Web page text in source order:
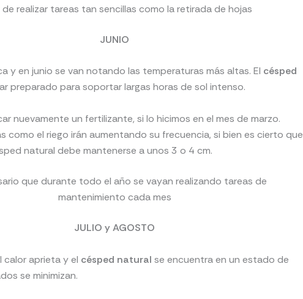
realizar tareas tan sencillas como la retirada de hojas
JUNIO
y en junio se van notando las temperaturas más altas. El césped
preparado para soportar largas horas de sol intenso.
nuevamente un fertilizante, si lo hicimos en el mes de marzo.
como el riego irán aumentando su frecuencia, si bien es cierto que
natural debe mantenerse a unos 3 o 4 cm.
que durante todo el año se vayan realizando tareas de
mantenimiento cada mes
JULIO y AGOSTO
calor aprieta y el césped natural se encuentra en un estado de
se minimizan.